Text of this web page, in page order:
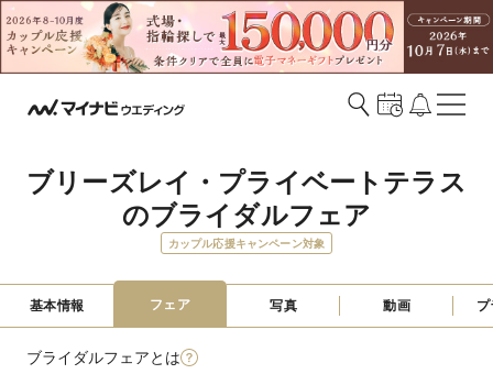
ブリーズレイ・プライベートテラス
のブライダルフェア
カップル応援キャンペーン対象
基本情報 フェア 写真 動画
ブライダルフェアとは